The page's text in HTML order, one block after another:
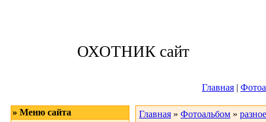
ОХОТНИК сайт
Главная |
» Меню сайта
Главная » Фотоальбом » разное